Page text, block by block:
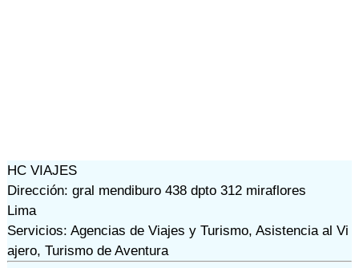
HC VIAJES
Dirección: gral mendiburo 438 dpto 312 miraflores
Lima
Servicios: Agencias de Viajes y Turismo, Asistencia al Vi
ajero, Turismo de Aventura